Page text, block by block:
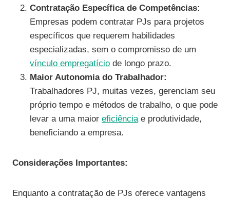
Contratação Específica de Competências:
Empresas podem contratar PJs para projetos
específicos que requerem habilidades
especializadas, sem o compromisso de um
vínculo empregatício de longo prazo.
Maior Autonomia do Trabalhador:
Trabalhadores PJ, muitas vezes, gerenciam seu
próprio tempo e métodos de trabalho, o que pode
levar a uma maior eficiênciae produtividade,
beneficiando a empresa.
Considerações Importantes:
Enquanto a contratação de PJs oferece vantagens